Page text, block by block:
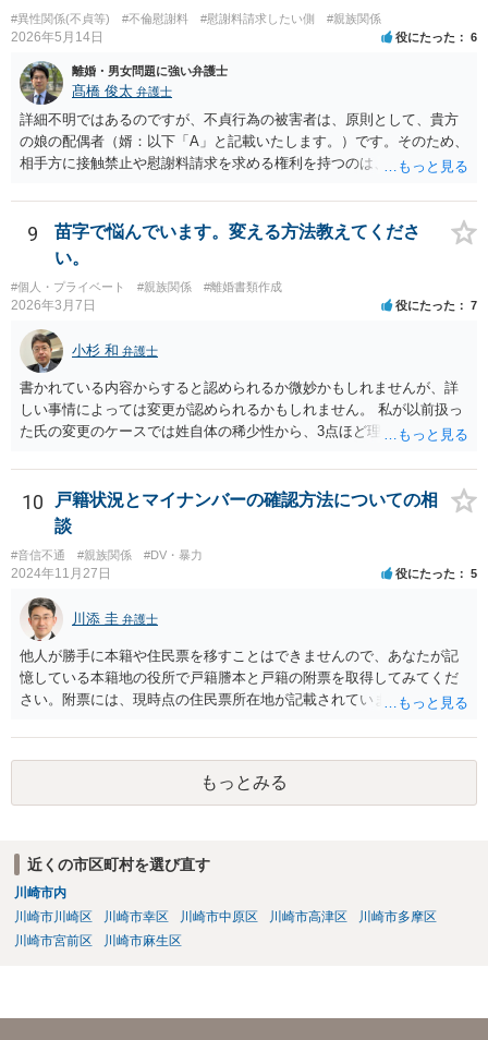
#異性関係(不貞等) #不倫慰謝料 #慰謝料請求したい側 #親族関係
2026年5月14日 役にたった 6
離婚・男女問題に強い弁護士
髙橋 俊太 弁護士
詳細不明ではあるのですが、不貞行為の被害者は、原則として、貴方
の娘の配偶者（婿：以下「A」と記載いたします。）です。そのため、
相手方に接触禁止や慰謝料請求を求める権利を持つのは、基本的にはA
的な根拠が弱いように思われます。Aが慰謝料を請求しない場合であっ
ても、Aが「今後、妻に私的に接触しないでほしい」という通知・警告
を送付することを弁護士に依頼すること自体は考えられます。ただ、
前提として、弁護士としては、Aの意向確認等を行い、法的根拠や今後
の対応方針を整理することが必要となります。ですので、まずはAの希
望等を確認し、必要に応じて、A本人が弁護士に相談するというのがよ
いように思われます。
9
苗字で悩んでいます。変える方法教えてくださ
い。
#個人・プライベート #親族関係 #離婚書類作成
2026年3月7日 役にたった 7
小杉 和 弁護士
書かれている内容からすると認められるか微妙かもしれませんが、詳
しい事情によっては変更が認められるかもしれません。 私が以前扱っ
た氏の変更のケースでは姓自体の稀少性から、3点ほど理由を上申する
ら2か月かからずに氏の変更許可の審判が出ています。
10
戸籍状況とマイナンバーの確認方法についての相
談
#音信不通 #親族関係 #DV・暴力
2024年11月27日 役にたった 5
川添 圭 弁護士
他人が勝手に本籍や住民票を移すことはできませんので、あなたが記
憶している本籍地の役所で戸籍謄本と戸籍の附票を取得してみてくだ
さい。附票には、現時点の住民票所在地が記載されています。
もっとみる
近くの市区町村を選び直す
川崎市内
川崎市川崎区
川崎市幸区 川崎市中原区 川崎市高津区
川崎市多摩区
川崎市宮前区
川崎市麻生区